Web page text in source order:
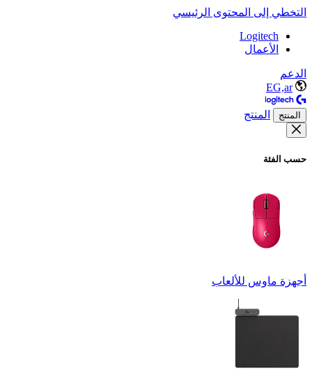
التخطي إلى المحتوى الرئيسي
Logitech
الأعمال
الدعم
EG,ar
المنتج المنتج
حسب الفئة
أجهزة ماوس للألعاب